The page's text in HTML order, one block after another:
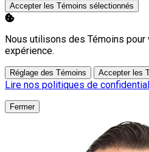
Accepter les Témoins sélectionnés
Nous utilisons des Témoins
expérience.
Réglage des Témoins Accepter les
Lire nos politiques de
Fermer